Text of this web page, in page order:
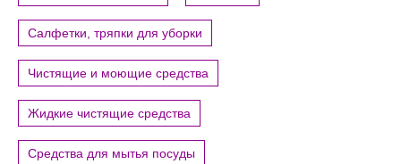
Салфетки, тряпки для уборки
Чистящие и моющие средства
Жидкие чистящие средства
Средства для мытья посуды